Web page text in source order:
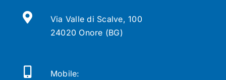
Via Valle di Scalve, 100
24020 Onore (BG)
Mobile: